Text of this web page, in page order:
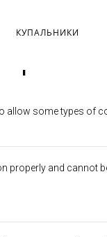
allow some types of
properly and cannot
КУПАЛЬНИКИ